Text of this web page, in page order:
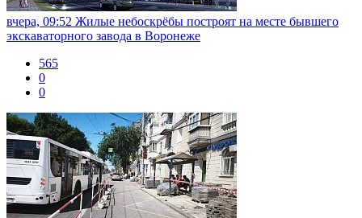
вчера, 09:52 Жилые небоскрёбы построят на месте бывшего
экскаваторного завода в Воронеже
565
0
0